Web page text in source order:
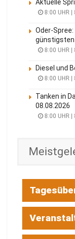
Aktuelle
8:00 UHR |
Oder-
günstigsten
8:00 UHR |
Diesel und
8:00 UHR |
Tanken in
08.08.2026
8:00 UHR |